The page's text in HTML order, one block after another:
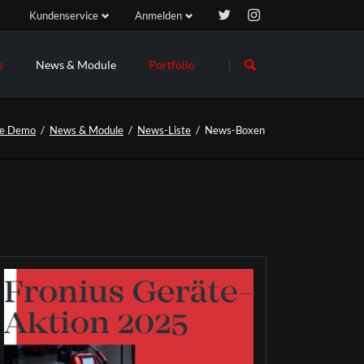
Anmelden
Kundenservice
überspringen
dem
News & Module
News-Liste
Formular
Login
Registrieren
Portfolio
Demo News & Module News-Liste News-Boxen